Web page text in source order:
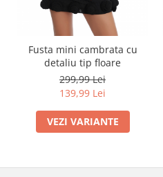
Fusta mini cambrata cu
detaliu tip floare
299,99 Lei
139,99 Lei
VEZI VARIANTE